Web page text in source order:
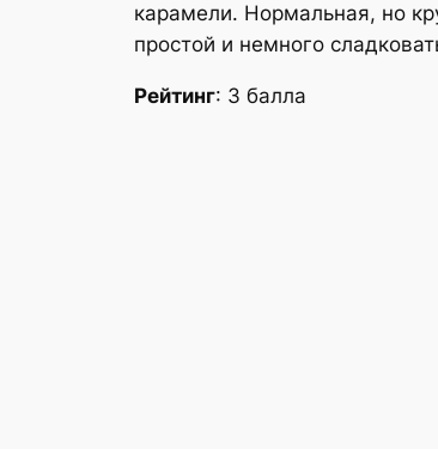
карамели. Нормальная, но
простой и немного
Рейтинг: 3 балла